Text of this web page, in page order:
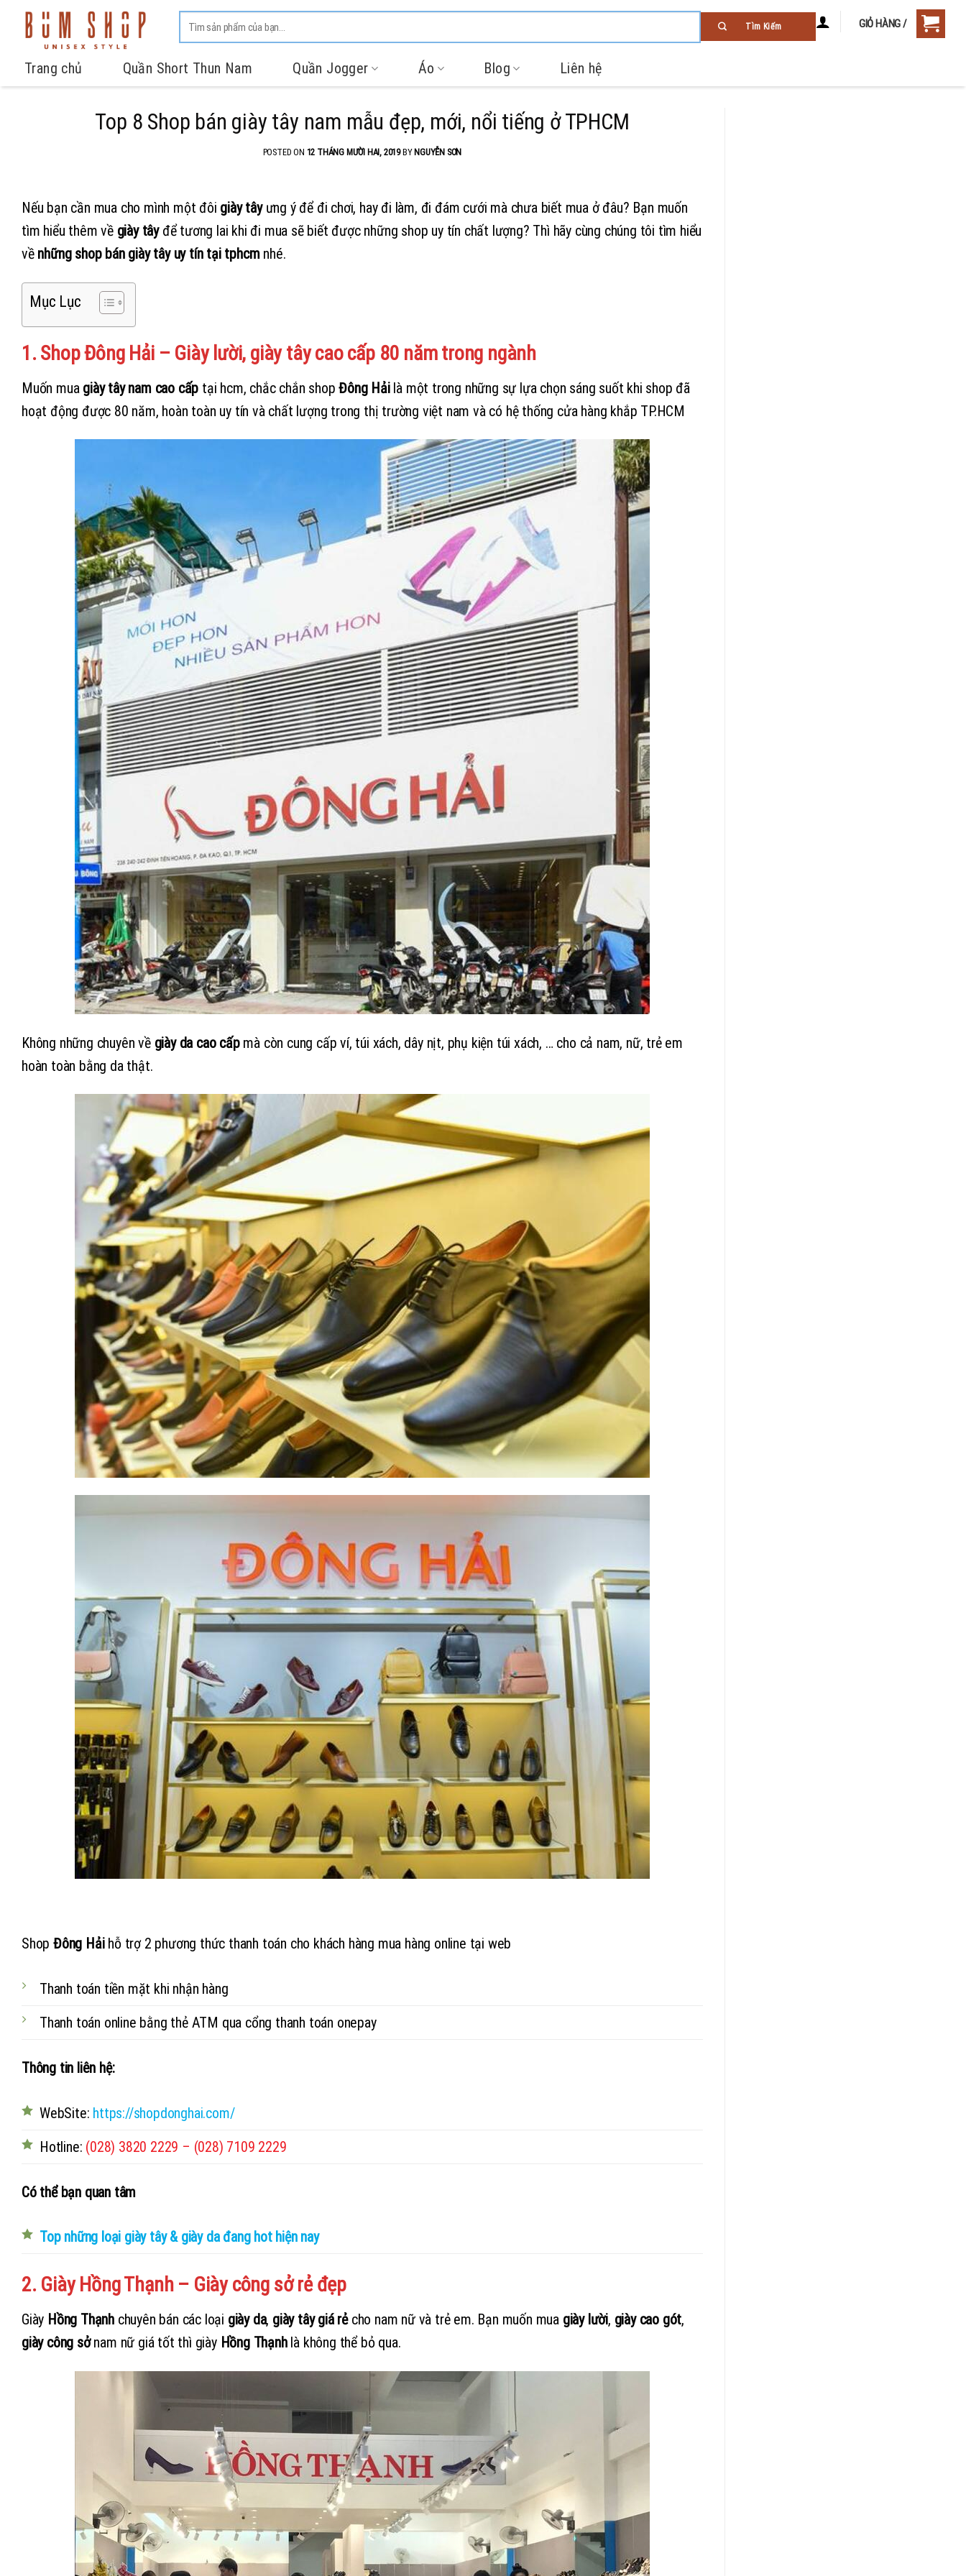
GIỎ HÀNG /
Trang chủ Quần Short Thun Nam Quần Jogger Áo Blog Liên hệ
Top 8 Shop bán giày tây nam mẫu đẹp, mới, nổi tiếng ở TPHCM
POSTED ON 12 THÁNG MƯỜI HAI, 2019BY NGUYỄN SƠN
Nếu bạn cần mua cho mình một đôi giàytâyưng ý để đi chơi, hay đi làm, đi đám cưới mà chưa biết mua ở đâu? Bạn muốn
tìm hiểu thêm về giày tâyđể tương lai khi đi mua sẽ biết được những shop uy tín chất lượng? Thì hãy cùng chúng tôi tìm hiểu
về những shop bán giày tây uy tín tại tphcm nhé.
Mục Lục
1. Shop Đông Hải – Giày lười, giày tây cao cấp 80 năm trong ngành
Muốn mua giày tây nam cao cấp tại hcm, chắc chắn shopĐông Hảilà một trong những sự lựa chọn sáng suốt khi shop đã
hoạt động được 80 năm, hoàn toàn uy tín và chất lượng trong thị trường việt nam và có hệ thống cửa hàng khắp TP.HCM
Không những chuyên về giày da cao cấpmà còn cung cấp ví, túi xách, dây nịt, phụ kiện túi xách, … cho cả nam, nữ, trẻ em
hoàn toàn bằng da thật.
Shop Đông Hảihỗ trợ 2 phương thức thanh toán cho khách hàng mua hàng online tại web
Thanh toán tiền mặt khi nhận hàng
Thanh toán online bằng thẻ ATM qua cổng thanh toán onepay
Thông tin liên hệ:
WebSite: https://shopdonghai.com/
Hotline: (028) 3820 2229 – (028) 7109 2229
Có thể bạn quan tâm
Top những loại giày tây & giày da đang hot hiện nay
2. Giày Hồng Thạnh – Giày công sở rẻ đẹp
Giày Hồng Thạnh chuyên bán các loại giày da, giày tây giá rẻcho nam nữ và trẻ em. Bạn muốn mua giày lười, giày cao gót,
giày công sởnam nữ giá tốt thì giày Hồng Thạnhlà không thể bỏ qua.